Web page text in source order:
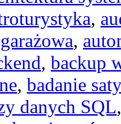
,
,
, backup
, badanie
danych SQL